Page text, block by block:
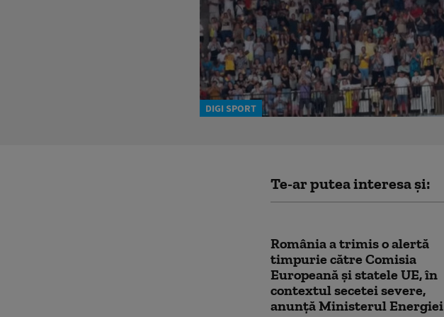
DIGI SPORT
Te-ar putea interesa și:
România a trimis o alertă
timpurie către Comisia
Europeană și statele UE, în
contextul secetei severe,
anunță Ministerul Energiei